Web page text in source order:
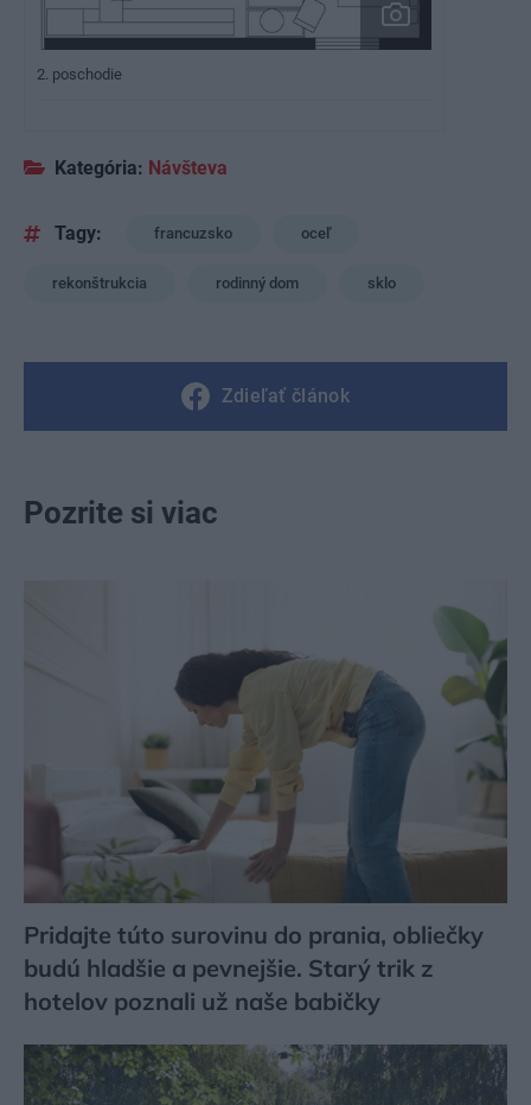
2. poschodie
Kategória: Návšteva
Tagy: francuzsko oceľ
rekonštrukcia rodinný dom sklo
Zdieľať článok
Pozrite si viac
Pridajte túto surovinu do prania, obliečky
budú hladšie a pevnejšie. Starý trik z
hotelov poznali už naše babičky